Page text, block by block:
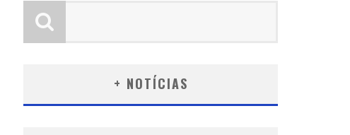
+ NOTÍCIAS